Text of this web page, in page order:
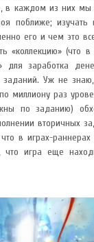
в каждом из них мы
поближе;
его и чем это
«коллекцию»
для заработка
заданий. Уж не
миллиону раз
по заданию)
вторичных
в играх-
что игра еще